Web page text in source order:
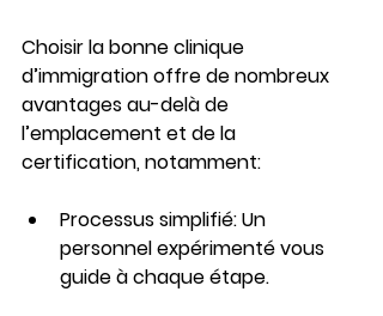
Choisir la bonne clinique
d’immigration offre de nombreux
avantages au-delà de
l’emplacement et de la
certification, notamment:
Processus simplifié:Un
personnel expérimenté vous
guide à chaque étape.